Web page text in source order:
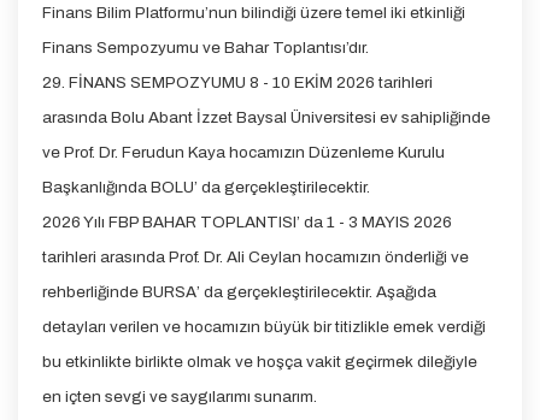
Finans Bilim Platformu’nun bilindiği üzere temel iki etkinliği
Finans Sempozyumu ve Bahar Toplantısı’dır.
29. FİNANS SEMPOZYUMU 8 - 10 EKİM 2026 tarihleri
arasında Bolu Abant İzzet Baysal Üniversitesi ev sahipliğinde
ve Prof. Dr. Ferudun Kaya hocamızın Düzenleme Kurulu
Başkanlığında BOLU’ da gerçekleştirilecektir.
2026 Yılı FBP BAHAR TOPLANTISI’ da 1 - 3 MAYIS 2026
tarihleri arasında Prof. Dr. Ali Ceylan hocamızın önderliği ve
rehberliğinde BURSA’ da gerçekleştirilecektir. Aşağıda
detayları verilen ve hocamızın büyük bir titizlikle emek verdiği
bu etkinlikte birlikte olmak ve hoşça vakit geçirmek dileğiyle
en içten sevgi ve saygılarımı sunarım.